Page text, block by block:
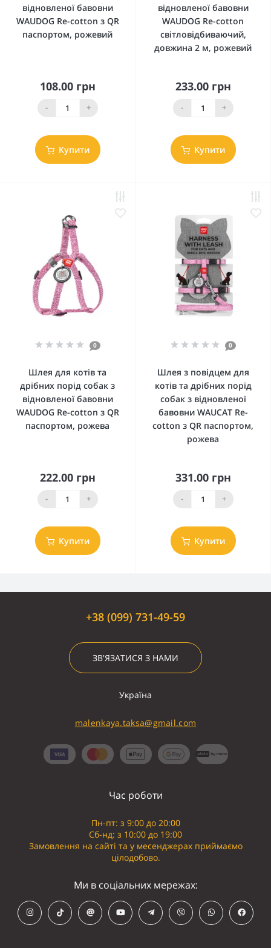
відновленої бавовни
WAUDOG Re-cotton з QR
паспортом, рожевий
108.00 грн
- +
Купити
відновленої бавовни
WAUDOG Re-cotton
світловідбиваючий,
довжина 2 м, рожевий
233.00 грн
- +
Купити
0
Шлея для котів та
дрібних порід собак з
відновленої бавовни
WAUDOG Re-cotton з QR
паспортом, рожева
222.00 грн
- +
Купити
0
Шлея з повідцем для
котів та дрібних порід
собак з відновленої
бавовни WAUCAT Re-
cotton з QR паспортом,
рожева
331.00 грн
- +
Купити
+38 (099) 731-49-59
ЗВ'ЯЗАТИСЯ З НАМИ
Україна
malenkaya.taksa@gmail.com
Час роботи
Пн-пт: з 9:00 до 20:00
Сб-нд: з 10:00 до 19:00
Замовлення на сайті та у месенджерах приймаємо
цілодобово.
Ми в соціальних мережах: